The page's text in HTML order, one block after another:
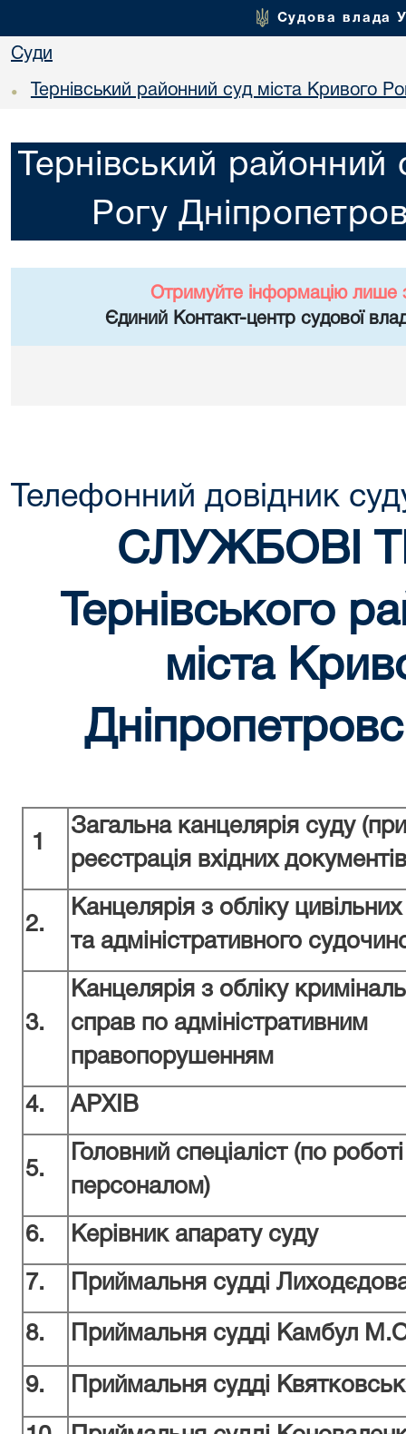
Судова влада
Суди
• Тернівський районний суд міста Кривого
Тернівський районний
Рогу
Отримуйте інформацію лише
Єдиний Контакт-центр судової
Телефонний довідник
СЛУЖБОВІ
Тернівського
міста
1
Загальна канцелярія суду
реєстрація вхідних
2.
Канцелярія з обліку
та адміністративного
3.
Канцелярія з обліку
справ по адміністративним
правопорушенням
4. АРХІВ
5.
Головний спеціаліст (по
персоналом)
6. Керівник апарату суду
7. Приймальня судді
8. Приймальня судді Камбул
9. Приймальня судді Квятковськ